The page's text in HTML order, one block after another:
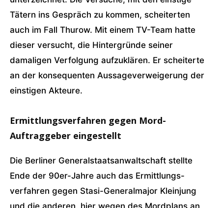
Tätern ins Gespräch zu kommen, scheiterten
auch im Fall Thurow. Mit einem TV-Team hatte
dieser versucht, die Hintergründe seiner
damaligen Verfolgung aufzuklären. Er scheiterte
an der konsequenten Aussageverweigerung der
einstigen Akteure.
Ermittlungsverfahren gegen Mord-
Auftraggeber eingestellt
Die Berliner Generalstaatsanwaltschaft stellte
Ende der 90er-Jahre auch das Ermittlungs-
verfahren gegen Stasi-Generalmajor Kleinjung
und die anderen, hier wegen des Mordplans an